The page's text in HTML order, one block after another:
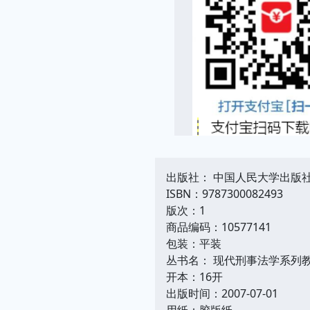
出版社： 中国人民大学出版
ISBN：9787300082493
版次：1
商品编码：10577141
包装：平装
丛书名： 现代刑事法学系列
开本：16开
出版时间：2007-07-01